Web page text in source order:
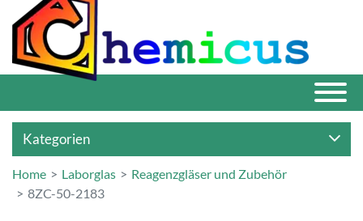
Kategorien
Home Laborglas
Reagenzgläser und Zubehör
8ZC-50-2183